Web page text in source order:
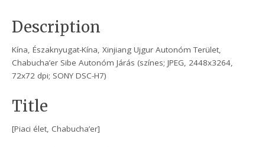
Description
Kína, Északnyugat-Kína, Xinjiang Ujgur Autonóm Terület,
Chabucha’er Sibe Autonóm Járás (színes; JPEG, 2448x3264,
72x72 dpi; SONY DSC-H7)
Title
[Piaci élet, Chabucha’er]